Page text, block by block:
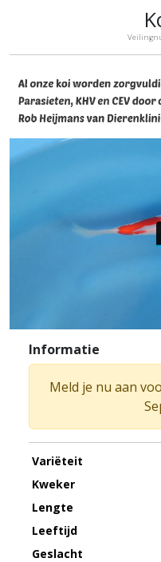
Informatie
Meld je nu aan
Variëteit
Kweker
Lengte
Leeftijd
Geslacht